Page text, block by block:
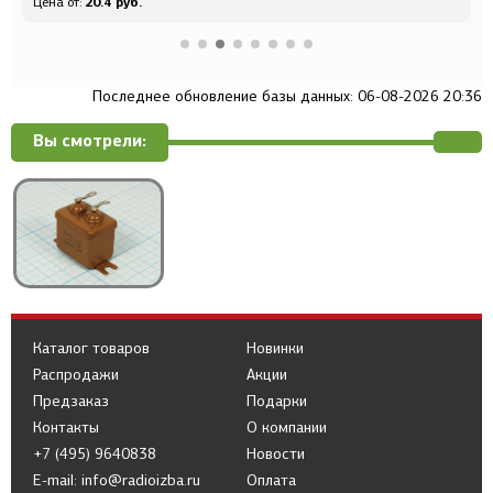
Последнее обновление базы данных: 06-08-2026 20:36
Вы смотрели:
Каталог товаров
Распродажи
Предзаказ
Новинки
Акции
Подарки
Контакты
+7 (495) 9640838
E-mail: info@radioizba.ru
О компании
Новости
Оплата